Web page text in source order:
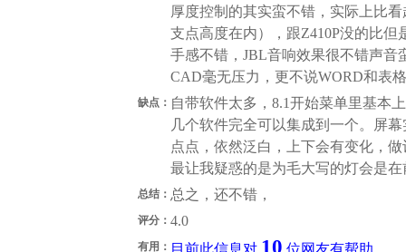
厚度控制的其实蛮不错，实际上比
支点高度在内），跟Z410P没的比
手感不错，JBL音响效果很不错声
CAD毫无压力，更不说WORD和表
缺点： 自带软件太多，8.1开始菜单里基本
几个软件完全可以集成到一个。屏
点点，依然泛白，上下会有变化，
最让我疑惑的是为毛大写的灯会是
总结： 总之，还不错，
评分： 4.0
有用： 10